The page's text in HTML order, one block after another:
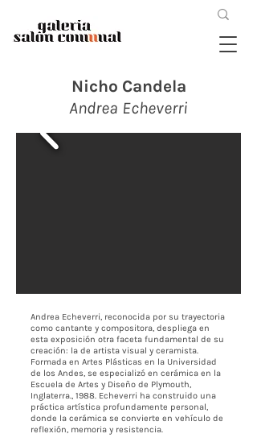
Nicho Candela
Andrea Echeverri
Andrea Echeverri, reconocida por su trayectoria
como cantante y compositora, despliega en
esta exposición otra faceta fundamental de su
creación: la de artista visual y ceramista.
Formada en Artes Plásticas en la Universidad
de los Andes, se especializó en cerámica en la
Escuela de Artes y Diseño de Plymouth,
Inglaterra., 1988. Echeverri ha construido una
práctica artística profundamente personal,
donde la cerámica se convierte en vehículo de
reflexión, memoria y resistencia.